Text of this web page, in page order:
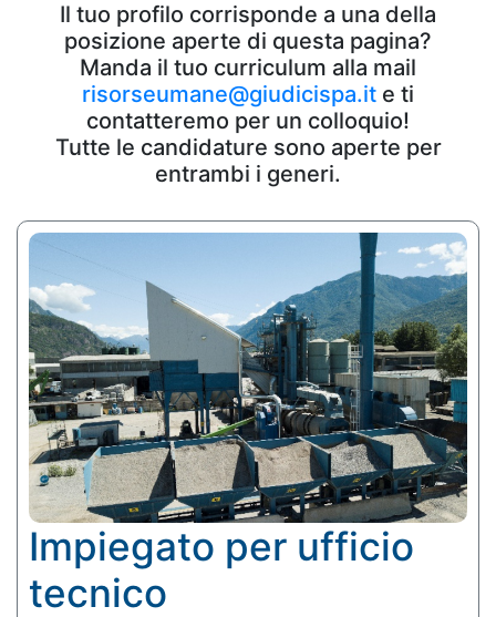
Il tuo profilo corrisponde a una della
posizione aperte di questa pagina?
Manda il tuo curriculum alla mail
risorseumane@giudicispa.it e ti
contatteremo per un colloquio!
Tutte le candidature sono aperte per
entrambi i generi.
Impiegato per ufficio
tecnico